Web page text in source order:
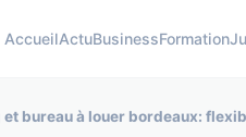
AccueilActuBusinessFormation
et bureau à louer bordeaux: